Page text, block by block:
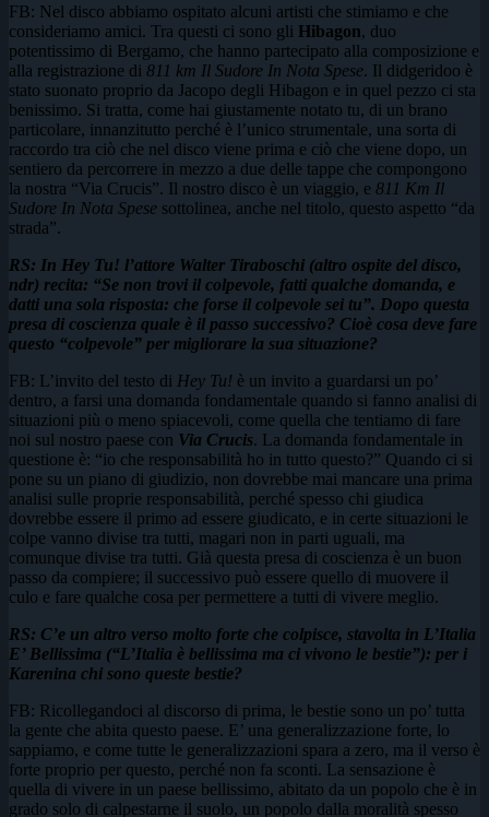
FB: Nel disco abbiamo ospitato alcuni artisti che stimiamo e che
consideriamo amici. Tra questi ci sono gli Hibagon, duo
potentissimo di Bergamo, che hanno partecipato alla composizione e
alla registrazione di 811 km Il Sudore In Nota Spese. Il didgeridoo è
stato suonato proprio da Jacopo degli Hibagon e in quel pezzo ci sta
benissimo. Si tratta, come hai giustamente notato tu, di un brano
particolare, innanzitutto perché è l’unico strumentale, una sorta di
raccordo tra ciò che nel disco viene prima e ciò che viene dopo, un
sentiero da percorrere in mezzo a due delle tappe che compongono
la nostra “Via Crucis”. Il nostro disco è un viaggio, e 811 Km Il
Sudore In Nota Spese sottolinea, anche nel titolo, questo aspetto “da
strada”.
RS: In Hey Tu! l’attore Walter Tiraboschi (altro ospite del disco,
ndr) recita: “Se non trovi il colpevole, fatti qualche domanda, e
datti una sola risposta: che forse il colpevole sei tu”. Dopo questa
presa di coscienza quale è il passo successivo? Cioè cosa deve fare
questo “colpevole” per migliorare la sua situazione?
FB: L’invito del testo di Hey Tu! è un invito a guardarsi un po’
dentro, a farsi una domanda fondamentale quando si fanno analisi di
situazioni più o meno spiacevoli, come quella che tentiamo di fare
noi sul nostro paese con Via Crucis. La domanda fondamentale in
questione è: “io che responsabilità ho in tutto questo?” Quando ci si
pone su un piano di giudizio, non dovrebbe mai mancare una prima
analisi sulle proprie responsabilità, perché spesso chi giudica
dovrebbe essere il primo ad essere giudicato, e in certe situazioni le
colpe vanno divise tra tutti, magari non in parti uguali, ma
comunque divise tra tutti. Già questa presa di coscienza è un buon
passo da compiere; il successivo può essere quello di muovere il
culo e fare qualche cosa per permettere a tutti di vivere meglio.
RS: C’e un altro verso molto forte che colpisce, stavolta in L’Italia
E’ Bellissima (“L’Italia è bellissima ma ci vivono le bestie”): per i
Karenina chi sono queste bestie?
FB: Ricollegandoci al discorso di prima, le bestie sono un po’ tutta
la gente che abita questo paese. E’ una generalizzazione forte, lo
sappiamo, e come tutte le generalizzazioni spara a zero, ma il verso è
forte proprio per questo, perché non fa sconti. La sensazione è
quella di vivere in un paese bellissimo, abitato da un popolo che è in
grado solo di calpestarne il suolo, un popolo dalla moralità spesso